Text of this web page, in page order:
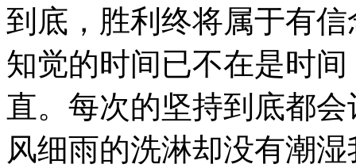
到底，胜利终将属于有
知觉的时间已不在是时
直。每次的坚持到底都
风细雨的洗淋却没有潮